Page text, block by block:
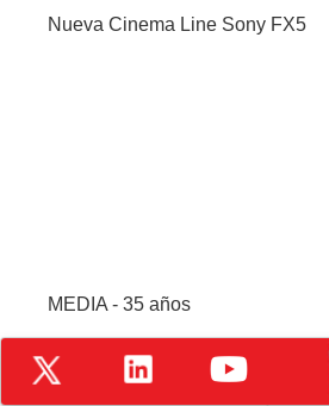
Nueva Cinema Line Sony FX5
MEDIA - 35 años